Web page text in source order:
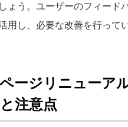
ょう。ユーザーのフィード
用し、必要な改善を行って
ージリニューア
注意点